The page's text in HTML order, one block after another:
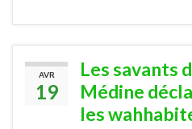
AVR
19
Les savants
Médine
les